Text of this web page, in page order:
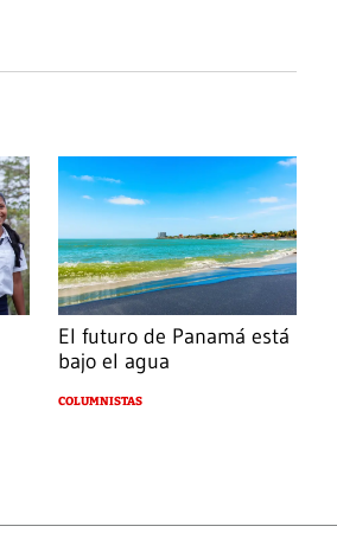
El futuro de Panamá está
bajo el agua
COLUMNISTAS